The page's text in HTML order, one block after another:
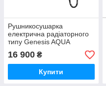
Рушникосушарка
електрична радіаторного
типу Genesis AQUA
800х530x30 Santa з теном
для обігріву приміщень,
права, чорна, гарантія
16 900 ₴
Купити